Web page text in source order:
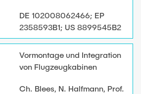
DE 102008062466; EP
2358593B1; US 8899545B2
Vormontage und Integration
von Flugzeugkabinen
Ch. Blees, N. Halfmann, Prof.